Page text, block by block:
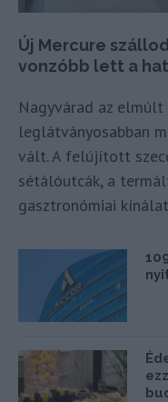
Új Mercure
vonzóbb lett a
Nagyvárad az elmúlt
leglátványosabban
vált. A felújított
sétálóutcák, a
gasztronómiai